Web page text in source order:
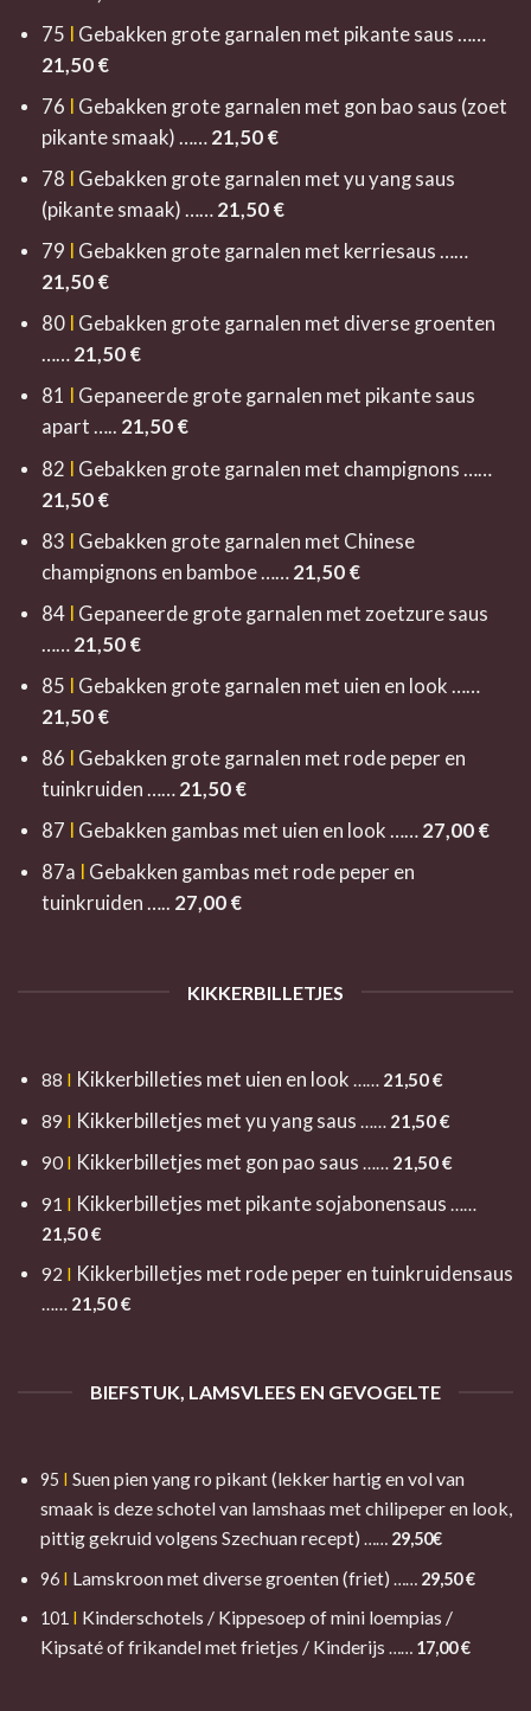
75 I Gebakken grote garnalen met pikante saus ……
21,50 €
76
Gebakken grote garnalen met gon bao saus (zoet
pikante smaak) …… 21,50 €
78
Gebakken grote garnalen met yu yang saus
(pikante smaak) …… 21,50 €
79
Gebakken grote garnalen met kerriesaus ……
21,50 €
80 Gebakken grote garnalen met diverse groenten
…… 21,50 €
81
Gepaneerde grote garnalen met pikante saus
apart ….. 21,50 €
82 I Gebakken grote garnalen met champignons ……
21,50 €
83 I Gebakken grote garnalen met Chinese
champignons en bamboe …… 21,50 €
84 I Gepaneerde grote garnalen met zoetzure saus
…… 21,50 €
85 I Gebakken grote garnalen met uien en look ……
21,50 €
86
Gebakken grote garnalen met rode peper en
tuinkruiden …… 21,50 €
87
Gebakken gambas met uien en look …… 27,00 €
87a
Gebakken gambas met rode peper en
tuinkruiden ….. 27,00 €
KIKKERBILLETJES
88 I Kikkerbilleties met uien en look …… 21,50 €
89 I Kikkerbilletjes met yu yang saus …… 21,50 €
90 I Kikkerbilletjes met gon pao saus …… 21,50 €
91 I Kikkerbilletjes met pikante sojabonensaus ……
21,50 €
92 I Kikkerbilletjes met rode peper en tuinkruidensaus
…… 21,50 €
BIEFSTUK, LAMSVLEES EN GEVOGELTE
95 I Suen pien yang ro pikant (lekker hartig en vol van
smaak is deze schotel van lamshaas met chilipeper en look,
pittig gekruid volgens Szechuan recept) …… 29,50€
96 I Lamskroon met diverse groenten (friet) …… 29,50 €
101 I Kinderschotels / Kippesoep of mini loempias /
Kipsaté of frikandel met frietjes / Kinderijs …… 17,00 €